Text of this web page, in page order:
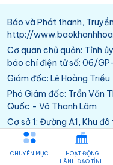
Báo và Phát thanh,
http://
Cơ quan chủ quản: Tỉnh
báo chí điện tử số: 06/
Giám đốc: Lê Hoàng Triều
Phó Giám đốc: Trần Văn
Quốc - Võ Thanh Lâm
Cơ sở 1: Đường A1, Khu
Trang, Khánh Hòa
Cơ sở 2: 285A đường 21
CHUYÊN MỤC
HOẠT ĐỘNG
LÃNH ĐẠO TỈNH